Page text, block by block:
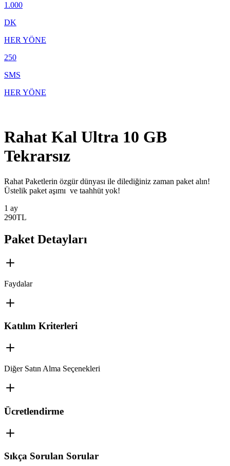
1.000
DK
HER YÖNE
250
SMS
HER YÖNE
Rahat Kal Ultra 10 GB
Tekrarsız
​​​​​​​Rahat Paketlerin özgür dünyası ile dilediğiniz zaman paket alın!
Üstelik paket aşımı ve taahhüt yok!
1 ay
290TL
Paket Detayları
Faydalar
Katılım Kriterleri
Diğer Satın Alma Seçenekleri
Ücretlendirme
Sıkça Sorulan Sorular